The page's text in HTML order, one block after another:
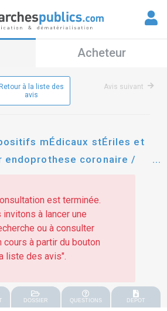
Acheteur
Retour à la liste des
avis
Avis suivant
mÉdicaux stÉriles et
endoprothese coronaire /
de lithotripsie
est terminée.
invitons à lancer une
ou à consulter
cours à partir du bouton
liste des avis".
DOSSIER QUESTIONS DEPOT